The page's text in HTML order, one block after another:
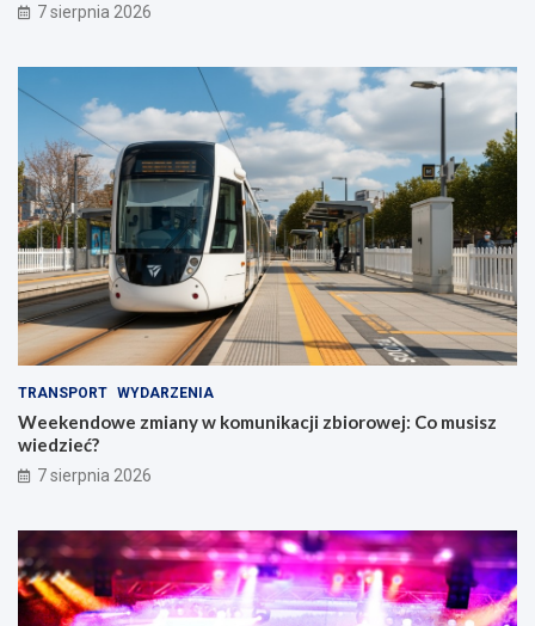
7 sierpnia 2026
TRANSPORT WYDARZENIA
Weekendowe zmiany w komunikacji zbiorowej: Co musisz
wiedzieć?
7 sierpnia 2026